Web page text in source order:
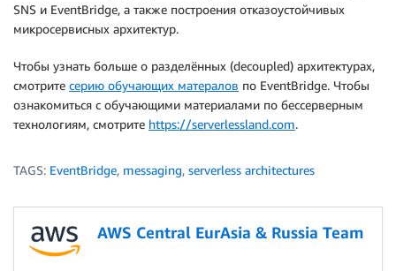
SNS и EventBridge, а также построения отказоустойчивых
микросервисных архитектур.
Чтобы узнать больше о разделённых (decoupled) архитектурах,
смотрите серию обучающих матералов по EventBridge. Чтобы
ознакомиться с обучающими материалами по бессерверным
технологиям, смотрите https://serverlessland.com.
TAGS: EventBridge, messaging, serverless architectures
AWS Central EurAsia & Russia Team